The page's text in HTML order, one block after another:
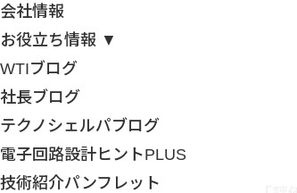
会社情報
お役立ち情報 ▼
WTIブログ
社長ブログ
テクノシェルパブログ
電子回路設計ヒントPLUS
技術紹介パンフレット